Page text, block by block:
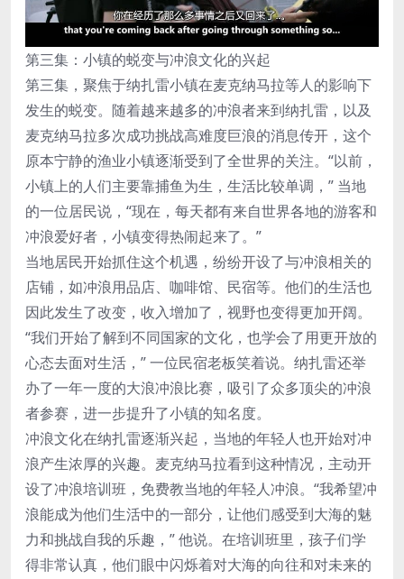
第三集：小镇的蜕变与冲浪文化的兴起
第三集，聚焦于纳扎雷小镇在麦克纳马拉等人的影响下
发生的蜕变。随着越来越多的冲浪者来到纳扎雷，以及
麦克纳马拉多次成功挑战高难度巨浪的消息传开，这个
原本宁静的渔业小镇逐渐受到了全世界的关注。“以前，
小镇上的人们主要靠捕鱼为生，生活比较单调，” 当地
的一位居民说，“现在，每天都有来自世界各地的游客和
冲浪爱好者，小镇变得热闹起来了。”
当地居民开始抓住这个机遇，纷纷开设了与冲浪相关的
店铺，如冲浪用品店、咖啡馆、民宿等。他们的生活也
因此发生了改变，收入增加了，视野也变得更加开阔。
“我们开始了解到不同国家的文化，也学会了用更开放的
心态去面对生活，” 一位民宿老板笑着说。纳扎雷还举
办了一年一度的大浪冲浪比赛，吸引了众多顶尖的冲浪
者参赛，进一步提升了小镇的知名度。
冲浪文化在纳扎雷逐渐兴起，当地的年轻人也开始对冲
浪产生浓厚的兴趣。麦克纳马拉看到这种情况，主动开
设了冲浪培训班，免费教当地的年轻人冲浪。“我希望冲
浪能成为他们生活中的一部分，让他们感受到大海的魅
力和挑战自我的乐趣，” 他说。在培训班里，孩子们学
得非常认真，他们眼中闪烁着对大海的向往和对未来的